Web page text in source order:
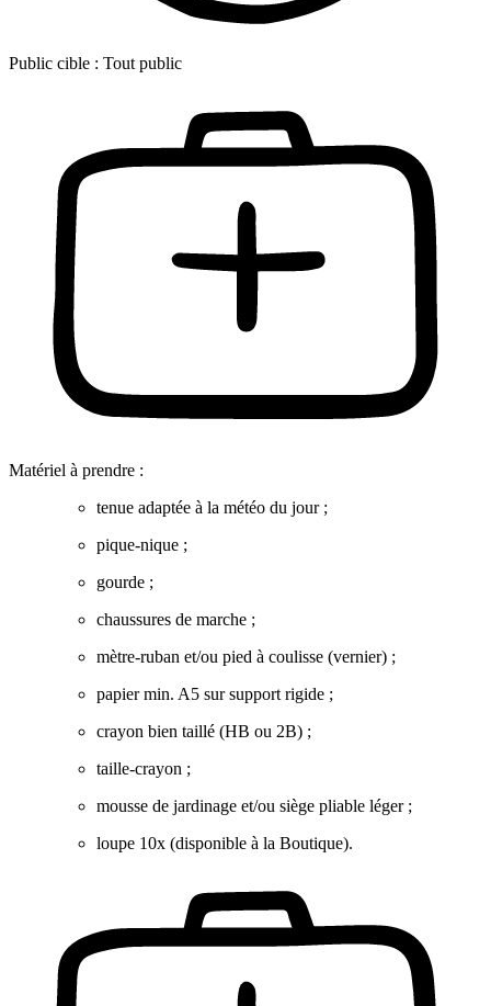
Public cible : Tout public
Matériel à prendre :
tenue adaptée à la météo du jour ;
pique-nique ;
gourde ;
chaussures de marche ;
mètre-ruban et/ou pied à coulisse (vernier) ;
papier min. A5 sur support rigide ;
crayon bien taillé (HB ou 2B) ;
taille-crayon ;
mousse de jardinage et/ou siège pliable léger ;
loupe 10x (disponible à la Boutique).